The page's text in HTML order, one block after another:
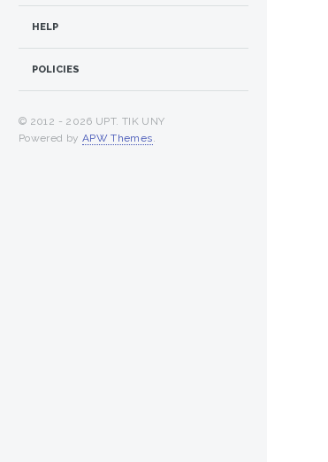
HELP
POLICIES
© 2012 - 2026 UPT. TIK UNY
Powered by APW Themes